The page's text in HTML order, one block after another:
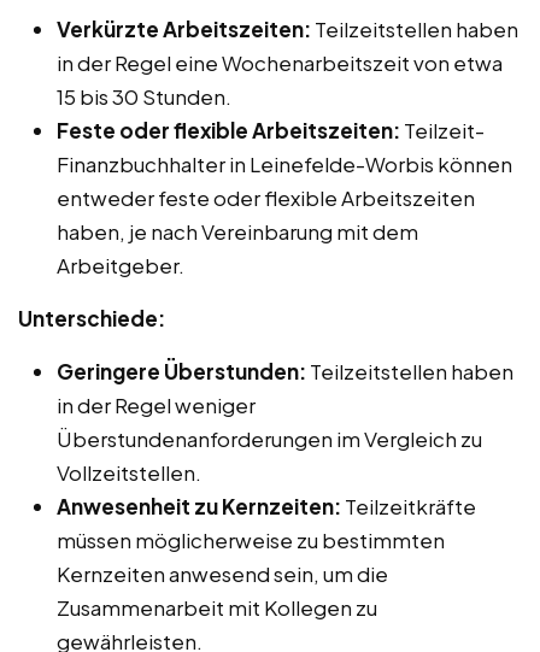
Verkürzte Arbeitszeiten: Teilzeitstellen haben
in der Regel eine Wochenarbeitszeit von etwa
15 bis 30 Stunden.
Feste oder flexible Arbeitszeiten: Teilzeit-
Finanzbuchhalter in Leinefelde-Worbis können
entweder feste oder flexible Arbeitszeiten
haben, je nach Vereinbarung mit dem
Arbeitgeber.
Unterschiede:
Geringere Überstunden: Teilzeitstellen haben
in der Regel weniger
Überstundenanforderungen im Vergleich zu
Vollzeitstellen.
Anwesenheit zu Kernzeiten: Teilzeitkräfte
müssen möglicherweise zu bestimmten
Kernzeiten anwesend sein, um die
Zusammenarbeit mit Kollegen zu
gewährleisten.